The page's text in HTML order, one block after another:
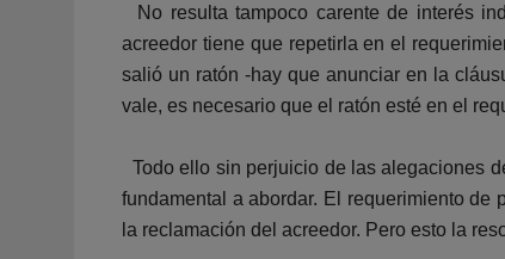
No resulta tampoco carente de interés
acreedor tiene que repetirla en el
salió un ratón -hay que anunciar en la
vale, es necesario que el ratón esté en el
Todo ello sin perjuicio de las alegaciones
fundamental a abordar. El requerimiento
la reclamación del acreedor. Pero esto la